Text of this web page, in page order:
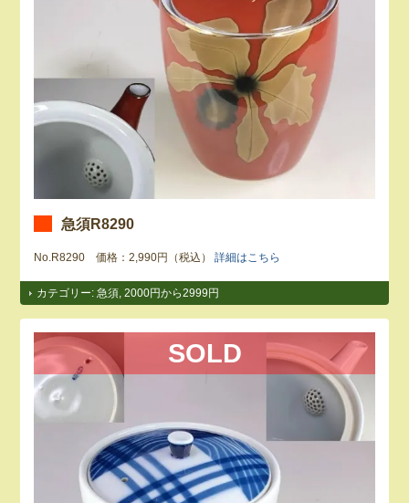
急須R8290
No.R8290 価格：2,990円（税込）詳細はこちら
カテゴリー:急須 ,2000円から2999円
SOLD